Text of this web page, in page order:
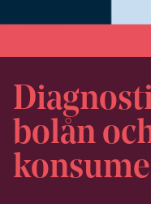
bolån